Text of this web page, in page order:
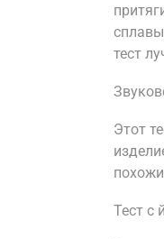
тест
Этот
Тест с